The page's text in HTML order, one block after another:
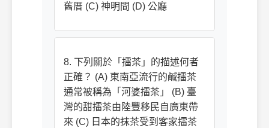
舊厝 (C) 神明間 (D) 公廳
8. 下列關於「擂茶」的描述何者
正確？ (A) 東南亞流行的鹹擂茶
通常被稱為「河婆擂茶」 (B) 臺
灣的甜擂茶由陸豐移民自廣東帶
來 (C) 日本的抹茶受到客家擂茶